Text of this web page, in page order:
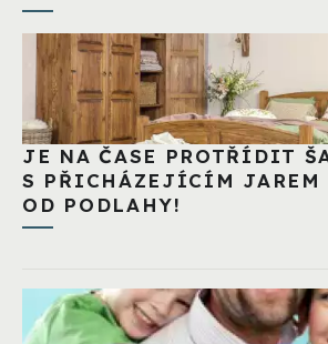
JE NA ČASE PROTŘÍDIT
S PŘICHÁZEJÍCÍM JAREM
OD PODLAHY!